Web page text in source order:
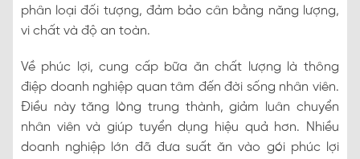
phân loại đối tượng, đảm bảo cân bằng năng lượng,
vi chất và độ an toàn.
Về phúc lợi, cung cấp bữa ăn chất lượng là thông
điệp doanh nghiệp quan tâm đến đời sống nhân viên.
Điều này tăng lòng trung thành, giảm luân chuyển
nhân viên và giúp tuyển dụng hiệu quả hơn. Nhiều
doanh nghiệp lớn đã đưa suất ăn vào gói phúc lợi